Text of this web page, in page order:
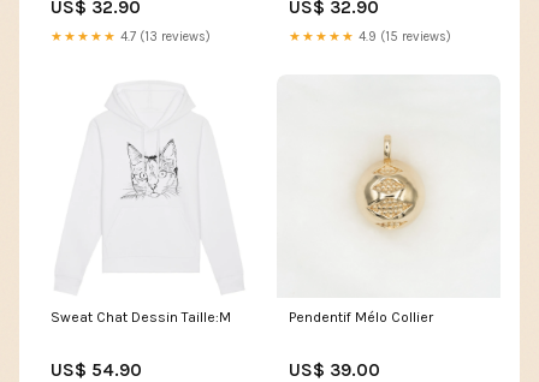
US$ 32.90
★★★★★ 4.7 (13 reviews)
US$ 32.90
★★★★★ 4.9 (15 reviews)
Sweat Chat Dessin Taille:M
US$ 54.90
Pendentif Mélo Collier
US$ 39.00